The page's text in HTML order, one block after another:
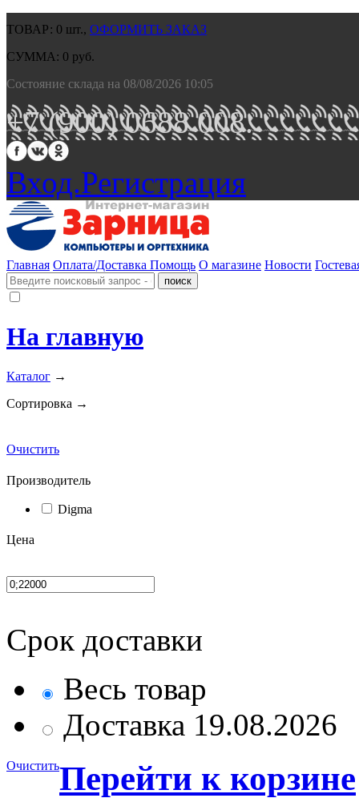
ТОВАР: 0 шт., ОФОРМИТЬ ЗАКАЗ
СУММА: 0 руб.
Состояние склада на 08/08/2026 10:05
+7 (900) 0688 008.
Вход.Регистрация
Главная Оплата/Доставка Помощь О магазине Новости
На главную
Каталог →
Сортировка →
Очистить
Производитель
Digma
Цена
Срок доставки
Весь товар
Доставка 19.08.2026
ОчиститьПерейти к корзине